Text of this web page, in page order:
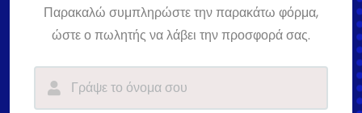
Παρακαλώ συμπληρώστε την παρακάτω φόρμα,
ώστε ο πωλητής να λάβει την προσφορά σας.